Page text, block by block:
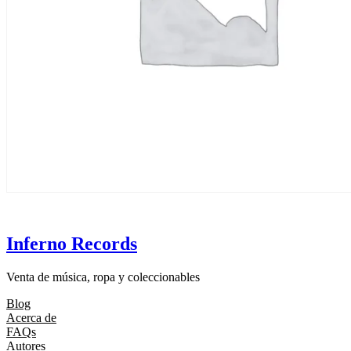
Inferno Records
Venta de música, ropa y coleccionables
Blog
Acerca de
FAQs
Autores